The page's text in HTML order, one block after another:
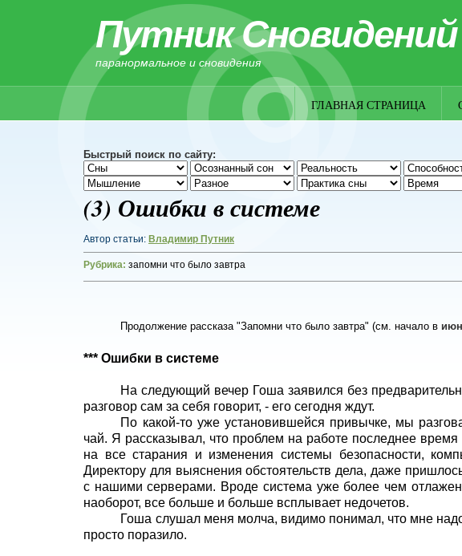
Путник Сновидений
паранормальное и сновидения
ГЛАВНАЯ СТРАНИЦА
Быстрый поиск по сайту:
(3) Ошибки в системе
Автор статьи: Владимир Путник
Рубрика: запомни что было завтра
Продолжение рассказа "Запомни что было завтра" (см.началов
*** Ошибки в системе
На следующий вечер Гоша заявился без
разговор сам за себя говорит, - его сегодня ждут.
По какой-то уже установившейся привычке, мы
чай. Я рассказывал, что проблем на работе последнее
на все старания и изменения системы безопасности,
Директору для выяснения обстоятельств дела, даже
с нашими серверами. Вроде система уже более чем
наоборот, все больше и больше всплывает недочетов.
Гоша слушал меня молча, видимо понимал, что мне
просто поразило.